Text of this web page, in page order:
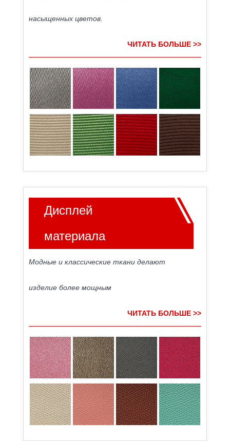
насыщенных цветов.
ЧИТАТЬ БОЛЬШЕ >>
Дисплей
материала
Модные и классические ткани делают
изделие более мощным
ЧИТАТЬ БОЛЬШЕ >>